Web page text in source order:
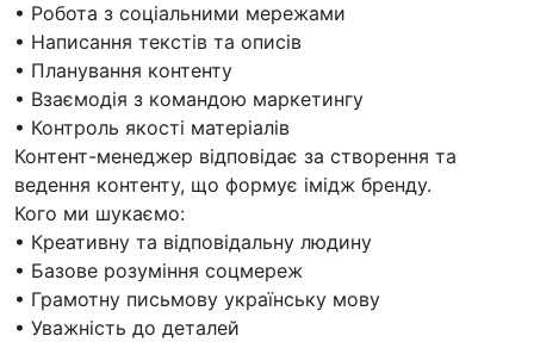
• Робота з соціальними мережами
• Написання текстів та описів
• Планування контенту
• Взаємодія з командою маркетингу
• Контроль якості матеріалів
Контент-менеджер відповідає за створення та
ведення контенту, що формує імідж бренду.
Кого ми шукаємо:
• Креативну та відповідальну людину
• Базове розуміння соцмереж
• Грамотну письмову українську мову
• Уважність до деталей